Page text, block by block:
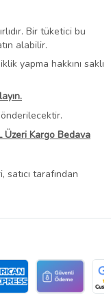
Bir tüketici bu
alabilir.
yapma hakkını saklı
Üzeri Kargo Bedava
tarafından